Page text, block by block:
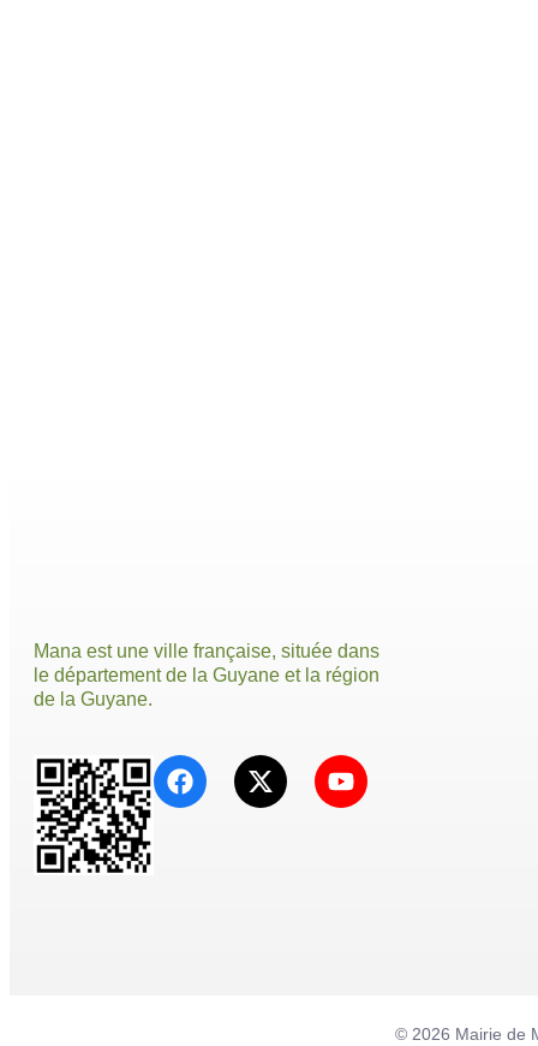
Mana est une ville française, située dans
le département de la Guyane et la région
de la Guyane.
© 2026 Mairie de